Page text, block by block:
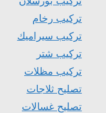
تركيب رخام
تركيب سيراميك
تركيب شتر
تركيب مظلات
تصليح ثلاجات
تصليح غسالات